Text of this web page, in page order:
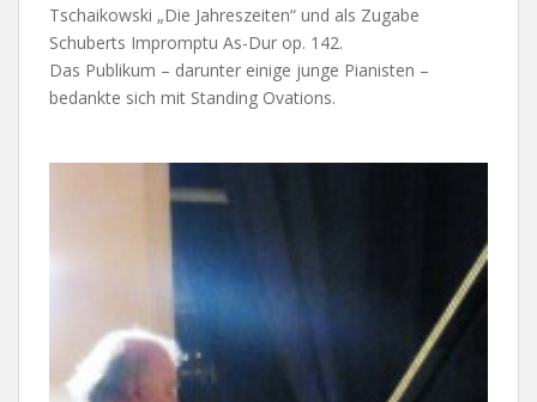
Tschaikowski „Die Jahreszeiten“ und als Zugabe
Schuberts Impromptu As-Dur op. 142.
Das Publikum – darunter einige junge Pianisten –
bedankte sich mit Standing Ovations.